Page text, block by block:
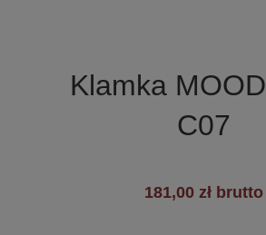
Klamka
C07
181,00 zł brutto